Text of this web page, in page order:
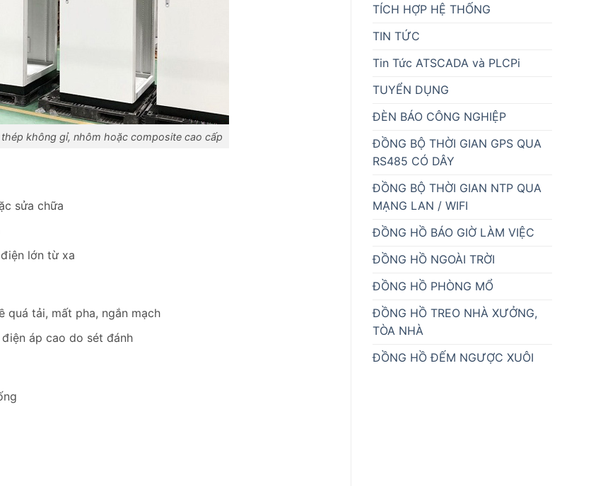
không gỉ, nhôm hoặc composite cao cấp
sửa chữa
lớn từ xa
quá tải, mất pha, ngắn mạch
áp cao do sét đánh
TÍCH HỢP HỆ THỐNG
TIN TỨC
Tin Tức ATSCADA và PLCPi
TUYỂN DỤNG
ĐÈN BÁO CÔNG NGHIỆP
ĐỒNG BỘ THỜI GIAN GPS QUA
RS485 CÓ DÂY
ĐỒNG BỘ THỜI GIAN NTP QUA
MẠNG LAN / WIFI
ĐỒNG HỒ BÁO GIỜ LÀM VIỆC
ĐỒNG HỒ NGOÀI TRỜI
ĐỒNG HỒ PHÒNG MỔ
ĐỒNG HỒ TREO NHÀ XƯỞNG,
TÒA NHÀ
ĐỒNG HỒ ĐẾM NGƯỢC XUÔI